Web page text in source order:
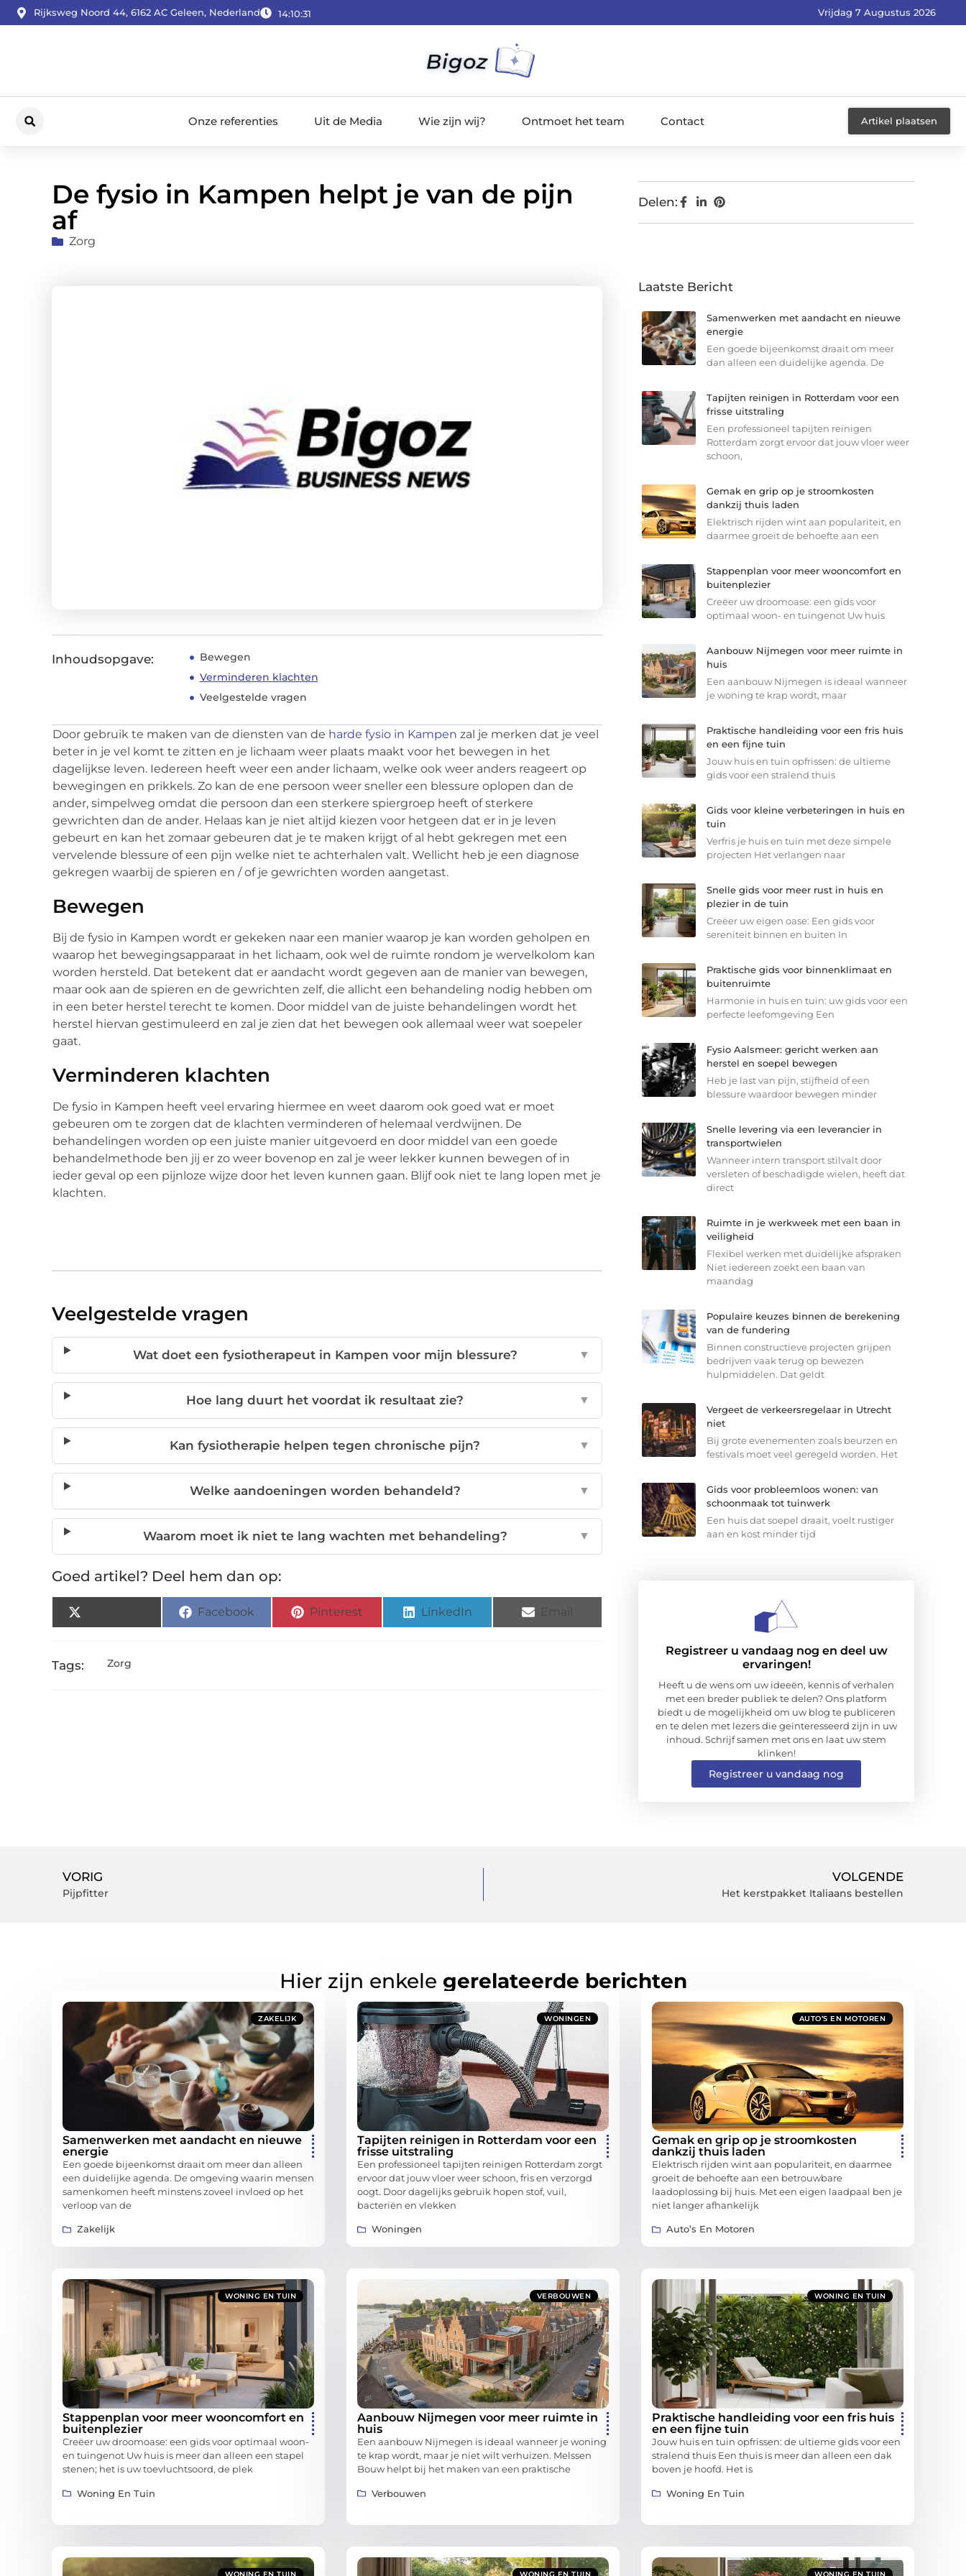
Rijksweg Noord 44, 6162 AC Geleen, Nederland 14:10:32 Vrijdag 7 Augustus 2026
Onze referenties Uit de Media Wie zijn wij? Ontmoet het team Contact Artikel plaatsen
De fysio in Kampen helpt je van de pijn
af
Zorg
Inhoudsopgave:
Bewegen
Verminderen klachten
Veelgestelde vragen
Door gebruik te maken van de diensten van de harde fysio in Kampen zal je merken dat je veel
beter in je vel komt te zitten en je lichaam weer plaats maakt voor het bewegen in het
dagelijkse leven. Iedereen heeft weer een ander lichaam, welke ook weer anders reageert op
bewegingen en prikkels. Zo kan de ene persoon weer sneller een blessure oplopen dan de
ander, simpelweg omdat die persoon dan een sterkere spiergroep heeft of sterkere
gewrichten dan de ander. Helaas kan je niet altijd kiezen voor hetgeen dat er in je leven
gebeurt en kan het zomaar gebeuren dat je te maken krijgt of al hebt gekregen met een
vervelende blessure of een pijn welke niet te achterhalen valt. Wellicht heb je een diagnose
gekregen waarbij de spieren en / of je gewrichten worden aangetast.
Bewegen
Bij de fysio in Kampen wordt er gekeken naar een manier waarop je kan worden geholpen en
waarop het bewegingsapparaat in het lichaam, ook wel de ruimte rondom je wervelkolom kan
worden hersteld. Dat betekent dat er aandacht wordt gegeven aan de manier van bewegen,
maar ook aan de spieren en de gewrichten zelf, die allicht een behandeling nodig hebben om
in een beter herstel terecht te komen. Door middel van de juiste behandelingen wordt het
herstel hiervan gestimuleerd en zal je zien dat het bewegen ook allemaal weer wat soepeler
gaat.
Verminderen klachten
De fysio in Kampen heeft veel ervaring hiermee en weet daarom ook goed wat er moet
gebeuren om te zorgen dat de klachten verminderen of helemaal verdwijnen. De
behandelingen worden op een juiste manier uitgevoerd en door middel van een goede
behandelmethode ben jij er zo weer bovenop en zal je weer lekker kunnen bewegen of in
ieder geval op een pijnloze wijze door het leven kunnen gaan. Blijf ook niet te lang lopen met je
klachten.
Veelgestelde vragen
Wat doet een fysiotherapeut in Kampen voor mijn blessure? ▼
Hoe lang duurt het voordat ik resultaat zie? ▼
Kan fysiotherapie helpen tegen chronische pijn? ▼
Welke aandoeningen worden behandeld? ▼
Waarom moet ik niet te lang wachten met behandeling? ▼
Goed artikel? Deel hem dan op:
Facebook Pinterest LinkedIn
Tags: Zorg
Delen:
Laatste Bericht
Samenwerken met aandacht en nieuwe
energie
Een goede bijeenkomst draait om meer
dan alleen een duidelijke agenda. De
Tapijten reinigen in Rotterdam voor een
frisse uitstraling
Een professioneel tapijten reinigen
Rotterdam zorgt ervoor dat jouw vloer weer
schoon,
Gemak en grip op je stroomkosten
dankzij thuis laden
Elektrisch rijden wint aan populariteit, en
daarmee groeit de behoefte aan een
Stappenplan voor meer wooncomfort en
buitenplezier
Creëer uw droomoase: een gids voor
optimaal woon- en tuingenot Uw huis
Aanbouw Nijmegen voor meer ruimte in
huis
Een aanbouw Nijmegen is ideaal wanneer
je woning te krap wordt, maar
Praktische handleiding voor een fris huis
en een fijne tuin
Jouw huis en tuin opfrissen: de ultieme
gids voor een stralend thuis
Gids voor kleine verbeteringen in huis en
tuin
Verfris je huis en tuin met deze simpele
projecten Het verlangen naar
Snelle gids voor meer rust in huis en
plezier in de tuin
Creëer uw eigen oase: Een gids voor
sereniteit binnen en buiten In
Praktische gids voor binnenklimaat en
buitenruimte
Harmonie in huis en tuin: uw gids voor een
perfecte leefomgeving Een
Fysio Aalsmeer: gericht werken aan
herstel en soepel bewegen
Heb je last van pijn, stijfheid of een
blessure waardoor bewegen minder
Snelle levering via een leverancier in
transportwielen
Wanneer intern transport stilvalt door
versleten of beschadigde wielen, heeft dat
direct
Ruimte in je werkweek met een baan in
veiligheid
Flexibel werken met duidelijke afspraken
Niet iedereen zoekt een baan van
maandag
Populaire keuzes binnen de berekening
van de fundering
Binnen constructieve projecten grijpen
bedrijven vaak terug op bewezen
hulpmiddelen. Dat geldt
Vergeet de verkeersregelaar in Utrecht
niet
Bij grote evenementen zoals beurzen en
festivals moet veel geregeld worden. Het
Gids voor probleemloos wonen: van
schoonmaak tot tuinwerk
Een huis dat soepel draait, voelt rustiger
aan en kost minder tijd
Registreer u vandaag nog en deel uw
ervaringen!
Heeft u de wens om uw ideeën, kennis of verhalen
met een breder publiek te delen? Ons platform
biedt u de mogelijkheid om uw blog te publiceren
en te delen met lezers die geïnteresseerd zijn in uw
inhoud. Schrijf samen met ons en laat uw stem
klinken!
Registreer u vandaag nog
VORIG
Pijpfitter
VOLGENDE
Het kerstpakket Italiaans bestellen
Hier zijn enkele gerelateerde berichten
ZAKELIJK
Samenwerken met aandacht en nieuwe
energie
Een goede bijeenkomst draait om meer dan alleen
een duidelijke agenda. De omgeving waarin mensen
samenkomen heeft minstens zoveel invloed op het
verloop van de
Zakelijk
WONINGEN
Tapijten reinigen in Rotterdam voor een
frisse uitstraling
Een professioneel tapijten reinigen Rotterdam zorgt
ervoor dat jouw vloer weer schoon, fris en verzorgd
oogt. Door dagelijks gebruik hopen stof, vuil,
bacteriën en vlekken
Woningen
AUTO’S EN MOTOREN
Gemak en grip op je stroomkosten
dankzij thuis laden
Elektrisch rijden wint aan populariteit, en daarmee
groeit de behoefte aan een betrouwbare
laadoplossing bij huis. Met een eigen laadpaal ben je
niet langer afhankelijk
Auto’s En Motoren
WONING EN TUIN
Stappenplan voor meer wooncomfort en
buitenplezier
Creëer uw droomoase: een gids voor optimaal woon-
en tuingenot Uw huis is meer dan alleen een stapel
stenen; het is uw toevluchtsoord, de plek
Woning En Tuin
VERBOUWEN
Aanbouw Nijmegen voor meer ruimte in
huis
Een aanbouw Nijmegen is ideaal wanneer je woning
te krap wordt, maar je niet wilt verhuizen. Melssen
Bouw helpt bij het maken van een praktische
Verbouwen
WONING EN TUIN
Praktische handleiding voor een fris huis
en een fijne tuin
Jouw huis en tuin opfrissen: de ultieme gids voor een
stralend thuis Een thuis is meer dan alleen een dak
boven je hoofd. Het is
Woning En Tuin
WONING EN TUIN WONING EN TUIN WONING EN TUIN